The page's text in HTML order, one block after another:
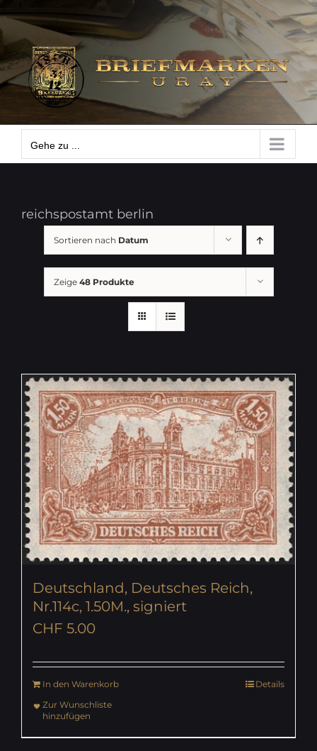
Zum
Inhalt
springen
Gehe zu ...
Gehe zu ...
reichspostamt berlin
Sortieren nach Datum
Zeige 48 Produkte
Deutschland, Deutsches Reich,
Nr.114c, 1.50M., signiert
CHF 5.00
In den Warenkorb
Details
Zur Wunschliste
hinzufügen